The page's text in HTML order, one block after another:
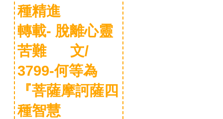
種精進
轉載- 脫離心靈
苦難 文/
3799-何等為
『菩薩摩訶薩四
種智慧